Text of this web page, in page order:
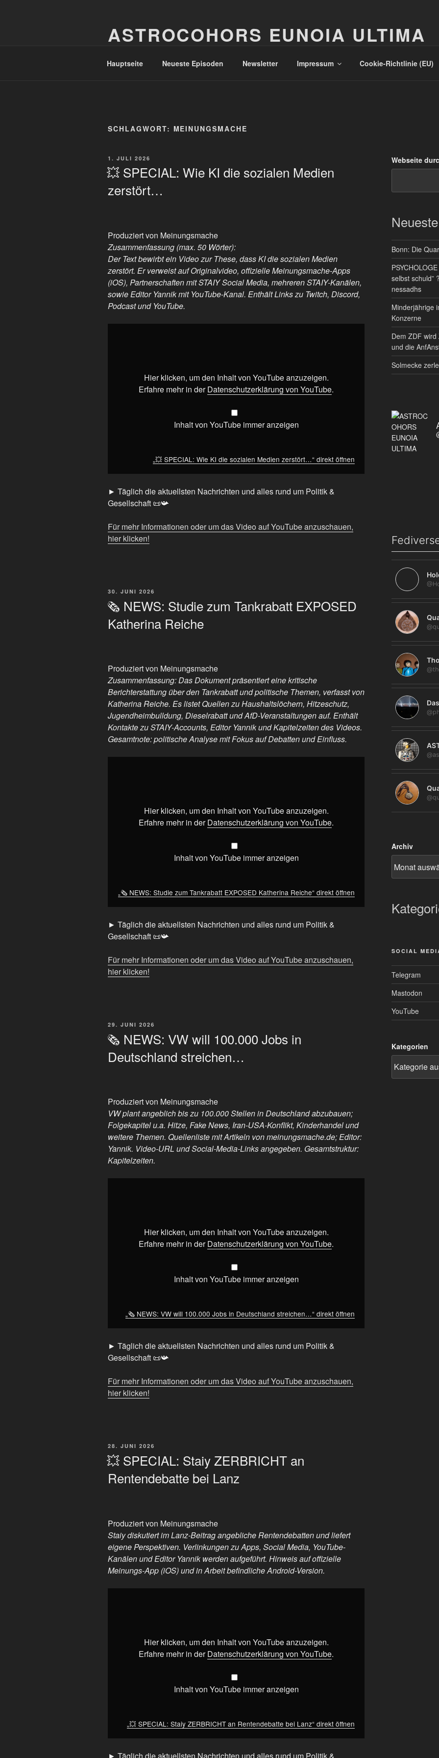
ASTROCOHORS EUNOIA ULTIMA
Hauptseite Neueste Episoden Newsletter Impressum Cookie-Richtlinie (EU)
SCHLAGWORT: MEINUNGSMACHE
VERÖFFENTLICHT
AM
1. JULI 2026
💥 SPECIAL: Wie KI die sozialen Medien
zerstört…
Produziert von Meinungsmache
Zusammenfassung (max. 50 Wörter):
Der Text bewirbt ein Video zur These, dass KI die sozialen Medien
zerstört. Er verweist auf Originalvideo, offizielle Meinungsmache-Apps
(iOS), Partnerschaften mit STAIY Social Media, mehreren STAIY-Kanälen,
sowie Editor Yannik mit YouTube-Kanal. Enthält Links zu Twitch, Discord,
Podcast und YouTube.
Hier klicken, um den Inhalt von YouTube anzuzeigen.
Erfahre mehr in derDatenschutzerklärung von YouTube.
Inhalt von YouTube immer anzeigen
„💥 SPECIAL: Wie KI die sozialen Medien zerstört…“ direkt öffnen
► Täglich die aktuellsten Nachrichten und alles rund um Politik &
Gesellschaft 📜📯
Für mehr Informationen oder um das Video auf YouTube anzuschauen,
hier klicken!
VERÖFFENTLICHT
30. JUNI 2026
🗞️ NEWS: Studie zum Tankrabatt EXPOSED
Katherina Reiche
Produziert von Meinungsmache
Zusammenfassung: Das Dokument präsentiert eine kritische
Berichterstattung über den Tankrabatt und politische Themen, verfasst von
Katherina Reiche. Es listet Quellen zu Haushaltslöchern, Hitzeschutz,
Jugendheimbulldung, Dieselrabatt und AfD-Veranstaltungen auf. Enthält
Kontakte zu STAIY-Accounts, Editor Yannik und Kapitelzeiten des Videos.
Gesamtnote: politische Analyse mit Fokus auf Debatten und Einfluss.
Tankrabatt
EXPOSED
Hier klicken, um den Inhalt von YouTube anzuzeigen.
Erfahre mehr in derDatenschutzerklärung von YouTube.
Inhalt von YouTube immer anzeigen
„🗞️ NEWS: Studie zum Tankrabatt EXPOSED Katherina Reiche“ direkt öffnen
► Täglich die aktuellsten Nachrichten und alles rund um Politik &
Gesellschaft 📜📯
Für mehr Informationen oder um das Video auf YouTube anzuschauen,
hier klicken!
VERÖFFENTLICHT
29. JUNI 2026
🗞️ NEWS: VW will 100.000 Jobs in
Deutschland streichen…
Produziert von Meinungsmache
VW plant angeblich bis zu 100.000 Stellen in Deutschland abzubauen;
Folgekapitel u.a. Hitze, Fake News, Iran-USA-Konflikt, Kinderhandel und
weitere Themen. Quellenliste mit Artikeln von meinungsmache.de; Editor:
Yannik. Video-URL und Social-Media-Links angegeben. Gesamtstruktur:
Kapitelzeiten.
anzeigen
Hier klicken, um den Inhalt von YouTube anzuzeigen.
Erfahre mehr in derDatenschutzerklärung von YouTube.
Inhalt von YouTube immer anzeigen
„🗞️ NEWS: VW will 100.000 Jobs in Deutschland streichen…“ direkt öffnen
► Täglich die aktuellsten Nachrichten und alles rund um Politik &
Gesellschaft 📜📯
Für mehr Informationen oder um das Video auf YouTube anzuschauen,
hier klicken!
VERÖFFENTLICHT
AM
28. JUNI 2026
💥 SPECIAL: Staiy ZERBRICHT an
Rentendebatte bei Lanz
Produziert von Meinungsmache
Staiy diskutiert im Lanz-Beitrag angebliche Rentendebatten und liefert
eigene Perspektiven. Verlinkungen zu Apps, Social Media, YouTube-
Kanälen und Editor Yannik werden aufgeführt. Hinweis auf offizielle
Meinungs-App (iOS) und in Arbeit befindliche Android-Version.
Rentendebatte
Hier klicken, um den Inhalt von YouTube anzuzeigen.
Erfahre mehr in derDatenschutzerklärung von YouTube.
Inhalt von YouTube immer anzeigen
„💥 SPECIAL: Staiy ZERBRICHT an Rentendebatte bei Lanz“ direkt öffnen
► Täglich die aktuellsten Nachrichten und alles rund um Politik &
Webseite
Bonn: Die
selbst schuld”
nessadhs
Minderjährige
Konzerne
Dem ZDF
und die
Solmecke
Archiv
SOCIAL
Telegram
Mastodon
YouTube
Kategorien